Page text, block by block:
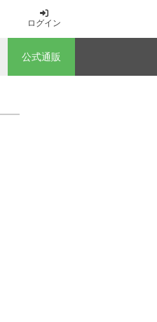
ログイン
公式通販